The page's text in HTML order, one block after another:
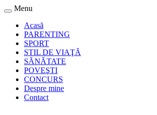
Menu
Acasă
PARENTING
SPORT
STIL DE VIAŢĂ
SĂNĂTATE
POVEŞTI
CONCURS
Despre mine
Contact